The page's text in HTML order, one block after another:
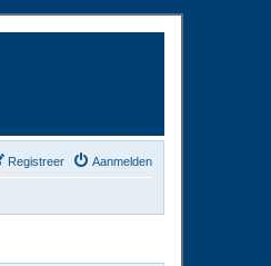
Aanmelden
Registreer